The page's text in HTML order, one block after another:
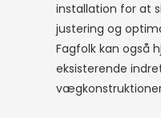
installation for at
justering og
Fagfolk kan også
eksisterende